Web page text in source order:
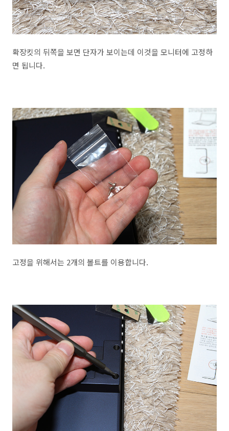
확장킷의 뒤쪽을 보면 단자가 보이는데 이것을 모니터에 고정하
면 됩니다.
고정을 위해서는 2개의 볼트를 이용합니다.